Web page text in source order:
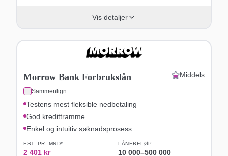
Vis detaljer
Morrow Bank Forbrukslån
Sammenlign
Middels
Testens mest fleksible nedbetaling
God kredittramme
Enkel og intuitiv søknadsprosess
EST. PR. MND*
2 401 kr
LÅNEBELØP
10 000–500 000